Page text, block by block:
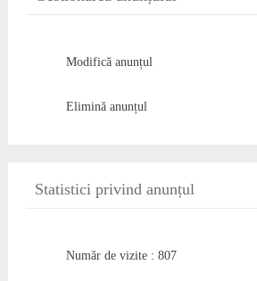
Modifică anunțul
Elimină anunțul
Statistici privind anunțul
Număr de vizite : 807